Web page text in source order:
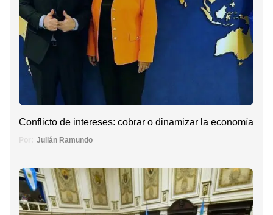
Conflicto de intereses: cobrar o dinamizar la economía
Por: Julián Ramundo